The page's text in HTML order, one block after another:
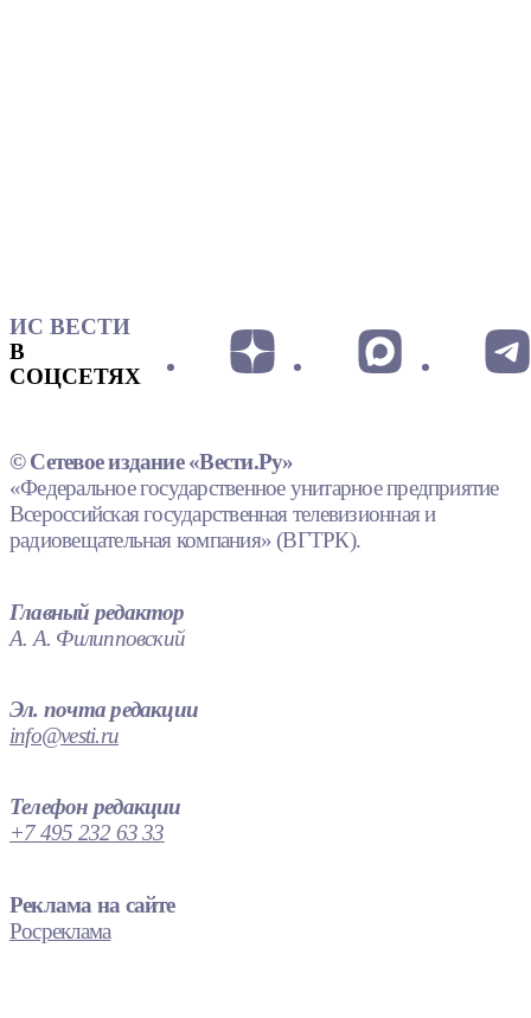
ИС ВЕСТИ
В
СОЦСЕТЯХ
© Сетевое издание «Вести.Ру»
«Федеральное государственное унитарное предприятие
Всероссийская государственная телевизионная и
радиовещательная компания» (ВГТРК).
Главный редактор
А. А. Филипповский
Эл. почта редакции
info@vesti.ru
Телефон редакции
+7 495 232 63 33
Реклама на сайте
Росреклама